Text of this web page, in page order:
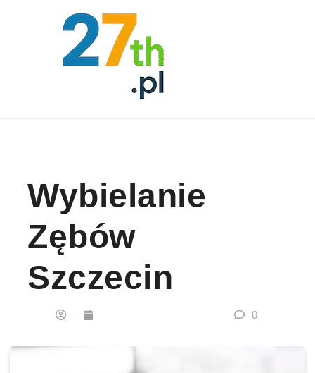
Wybielanie
Zębów
Szczecin
0